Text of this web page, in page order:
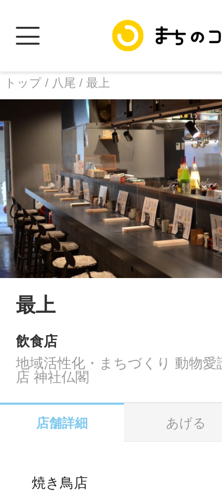
トップ / 八尾 / 最上
facebook
X
LINE
メール
最上
飲食店
地域活性化・まちづくり 動物
店 神社仏閣
店舗詳細 あげる
焼き鳥店
トップ
加盟スポットに
地域に導入を
地域ごとの
智頭